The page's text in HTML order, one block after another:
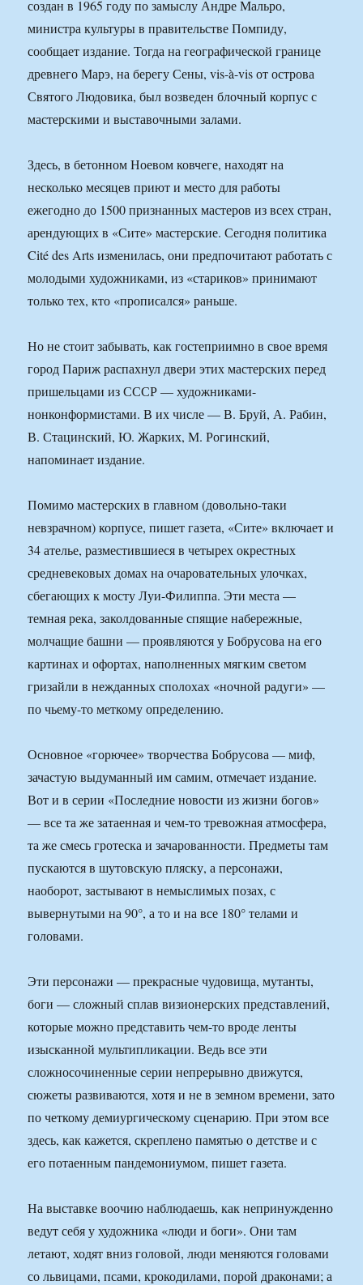
создан в 1965 году по замыслу Андре Мальро,
министра культуры в правительстве Помпиду,
сообщает издание. Тогда на географической границе
древнего Марэ, на берегу Сены, vis-à-vis от острова
Святого Людовика, был возведен блочный корпус с
мастерскими и выставочными залами.
Здесь, в бетонном Ноевом ковчеге, находят на
несколько месяцев приют и место для работы
ежегодно до 1500 признанных мастеров из всех стран,
арендующих в «Сите» мастерские. Сегодня политика
Cité des Arts изменилась, они предпочитают работать с
молодыми художниками, из «стариков» принимают
только тех, кто «прописался» раньше.
Но не стоит забывать, как гостеприимно в свое время
город Париж распахнул двери этих мастерских перед
пришельцами из СССР — художниками-
нонконформистами. В их числе — В. Бруй, А. Рабин,
В. Стацинский, Ю. Жарких, М. Рогинский,
напоминает издание.
Помимо мастерских в главном (довольно-таки
невзрачном) корпусе, пишет газета, «Сите» включает и
34 ателье, разместившиеся в четырех окрестных
средневековых домах на очаровательных улочках,
сбегающих к мосту Луи-Филиппа. Эти места —
темная река, заколдованные спящие набережные,
молчащие башни — проявляются у Бобрусова на его
картинах и офортах, наполненных мягким светом
гризайли в нежданных сполохах «ночной радуги» —
по чьему-то меткому определению.
Основное «горючее» творчества Бобрусова — миф,
зачастую выдуманный им самим, отмечает издание.
Вот и в серии «Последние новости из жизни богов»
— все та же затаенная и чем-то тревожная атмосфера,
та же смесь гротеска и зачарованности. Предметы там
пускаются в шутовскую пляску, а персонажи,
наоборот, застывают в немыслимых позах, с
вывернутыми на 90°, а то и на все 180° телами и
головами.
Эти персонажи — прекрасные чудовища, мутанты,
боги — сложный сплав визионерских представлений,
которые можно представить чем-то вроде ленты
изысканной мультипликации. Ведь все эти
сложносочиненные серии непрерывно движутся,
сюжеты развиваются, хотя и не в земном времени, зато
по четкому демиургическому сценарию. При этом все
здесь, как кажется, скреплено памятью о детстве и с
его потаенным пандемониумом, пишет газета.
На выставке воочию наблюдаешь, как непринужденно
ведут себя у художника «люди и боги». Они там
летают, ходят вниз головой, люди меняются головами
со львицами, псами, крокодилами, порой драконами; а